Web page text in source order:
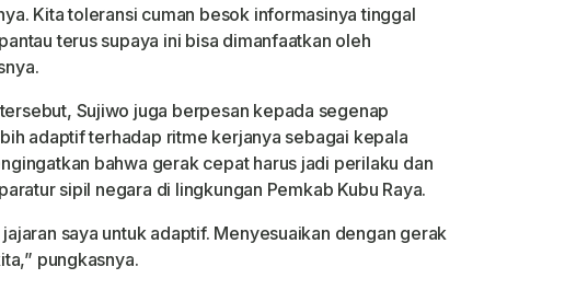
Kita toleransi cuman besok informasinya tinggal
terus supaya ini bisa dimanfaatkan oleh
Sujiwo juga berpesan kepada segenap
adaptif terhadap ritme kerjanya sebagai kepala
bahwa gerak cepat harus jadi perilaku dan
sipil negara di lingkungan Pemkab Kubu Raya.
jajaran saya untuk adaptif. Menyesuaikan dengan gerak
pungkasnya.